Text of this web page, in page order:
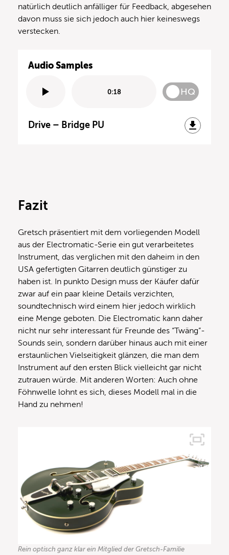
natürlich deutlich anfälliger für Feedback, abgesehen
davon muss sie sich jedoch auch hier keineswegs
verstecken.
Audio Samples
0:18 HQ
Drive – Bridge PU
Fazit
Gretsch präsentiert mit dem vorliegenden Modell
aus der Electromatic-Serie ein gut verarbeitetes
Instrument, das verglichen mit den daheim in den
USA gefertigten Gitarren deutlich günstiger zu
haben ist. In punkto Design muss der Käufer dafür
zwar auf ein paar kleine Details verzichten,
soundtechnisch wird einem hier jedoch wirklich
eine Menge geboten. Die Electromatic kann daher
nicht nur sehr interessant für Freunde des “Twäng”-
Sounds sein, sondern darüber hinaus auch mit einer
erstaunlichen Vielseitigkeit glänzen, die man dem
Instrument auf den ersten Blick vielleicht gar nicht
zutrauen würde. Mit anderen Worten: Auch ohne
Föhnwelle lohnt es sich, dieses Modell mal in die
Hand zu nehmen!
Rein optisch ganz klar ein Mitglied der Gretsch-Familie